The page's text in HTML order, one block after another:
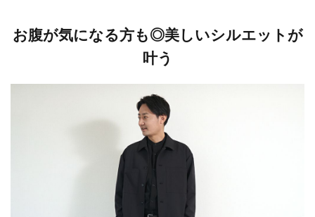
お腹が気になる方も◎美しいシルエットが
叶う